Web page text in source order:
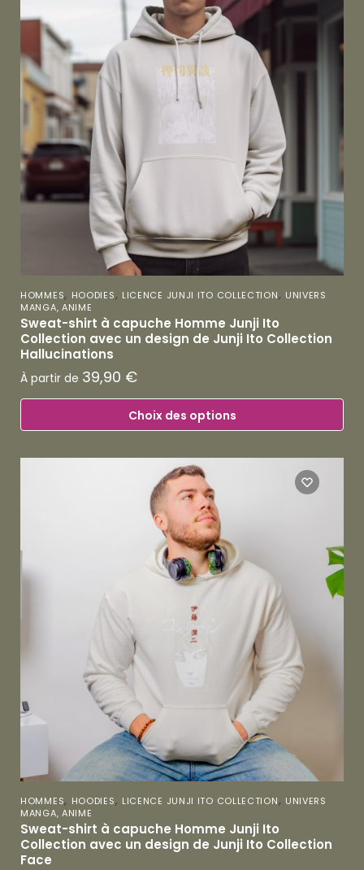
HOMMES, HOODIES, LICENCE JUNJI ITO COLLECTION, UNIVERS
MANGA, ANIME
Sweat-shirt à capuche Homme Junji Ito
Collection avec un design de Junji Ito Collection
Hallucinations
À partir de 39,90 €
Choix des options
HOMMES, HOODIES, LICENCE JUNJI ITO COLLECTION, UNIVERS
MANGA, ANIME
Sweat-shirt à capuche Homme Junji Ito
Collection avec un design de Junji Ito Collection
Face